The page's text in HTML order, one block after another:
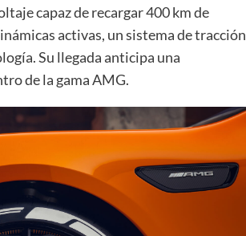
capaz de recargar 400 km de
activas, un sistema de tracción
Su llegada anticipa una
de la gama AMG.